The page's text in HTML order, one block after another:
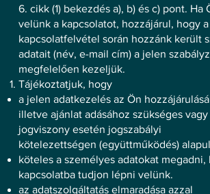
6. cikk (1) bekezdés a), b) és c) pont. Ha
velünk a kapcsolatot, hozzájárul, hogy a
kapcsolatfelvétel során hozzánk került
adatait (név, e-mail cím) a jelen
megfelelően kezeljük.
Tájékoztatjuk, hogy
a jelen adatkezelés az Ön
illetve ajánlat adásához szükséges
jogviszony esetén jogszabályi
kötelezettségen (együttműködés)
köteles a személyes adatokat megadni,
kapcsolatba tudjon lépni velünk.
az adatszolgáltatás elmaradása azzal